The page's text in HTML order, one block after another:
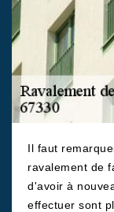
Il faut
ravalement de
d'avoir à
effectuer sont